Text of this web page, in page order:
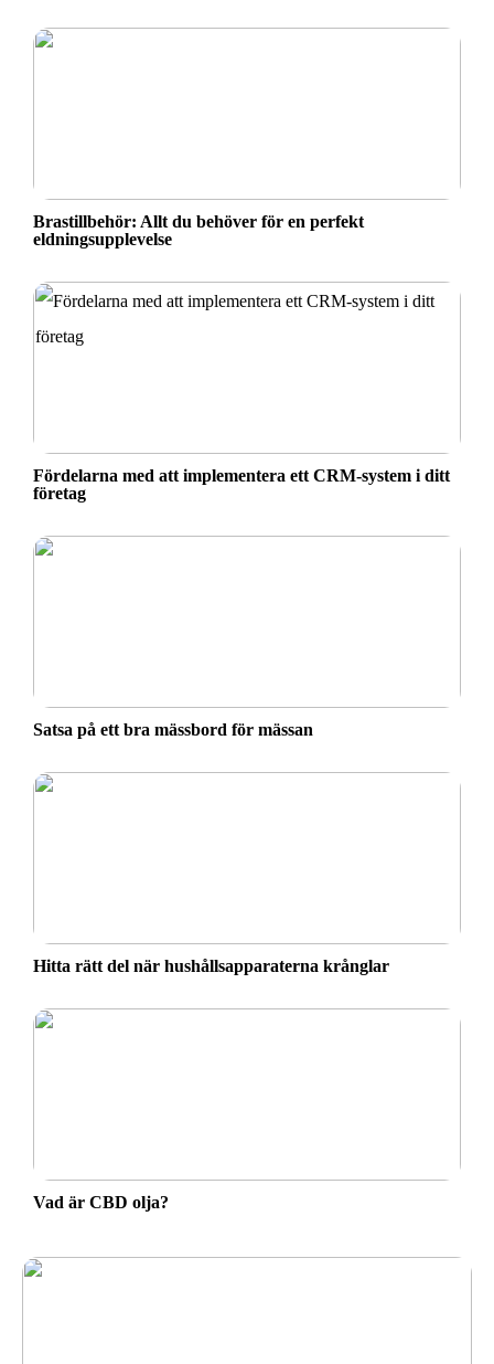
Brastillbehör: Allt du behöver för en perfekt
eldningsupplevelse
Fördelarna med att implementera ett CRM-system i ditt
företag
Satsa på ett bra mässbord för mässan
Hitta rätt del när hushållsapparaterna krånglar
Vad är CBD olja?